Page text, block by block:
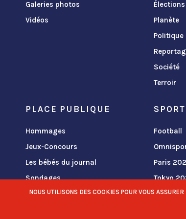
Galeries photos
Vidéos
Planète
Politique
Société
Terroir
PLACE PUBLIQUE
Hommages
Jeux-Concours
Les bébés du journal
Sondages
Football
Paris
Tokyo
NOUS UTILISONS DES COOKIES POUR VOUS